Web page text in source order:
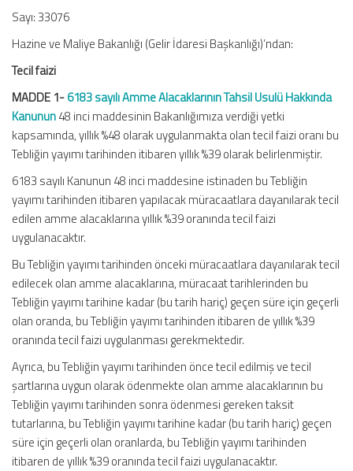
Sayı: 33076
Hazine ve Maliye Bakanlığı (Gelir İdaresi Başkanlığı)’ndan:
Tecil faizi
MADDE 1-6183 sayılı Amme Alacaklarının Tahsil Usulü Hakkında
Kanunun48 inci maddesinin Bakanlığımıza verdiği yetki
kapsamında, yıllık %48 olarak uygulanmakta olan tecil faizi oranı bu
Tebliğin yayımı tarihinden itibaren yıllık %39 olarak belirlenmiştir.
6183 sayılı Kanunun 48 inci maddesine istinaden bu Tebliğin
yayımı tarihinden itibaren yapılacak müracaatlara dayanılarak tecil
edilen amme alacaklarına yıllık %39 oranında tecil faizi
uygulanacaktır.
Bu Tebliğin yayımı tarihinden önceki müracaatlara dayanılarak tecil
edilecek olan amme alacaklarına, müracaat tarihlerinden bu
Tebliğin yayımı tarihine kadar (bu tarih hariç) geçen süre için geçerli
olan oranda, bu Tebliğin yayımı tarihinden itibaren de yıllık %39
oranında tecil faizi uygulanması gerekmektedir.
Ayrıca, bu Tebliğin yayımı tarihinden önce tecil edilmiş ve tecil
şartlarına uygun olarak ödenmekte olan amme alacaklarının bu
Tebliğin yayımı tarihinden sonra ödenmesi gereken taksit
tutarlarına, bu Tebliğin yayımı tarihine kadar (bu tarih hariç) geçen
süre için geçerli olan oranlarda, bu Tebliğin yayımı tarihinden
itibaren de yıllık %39 oranında tecil faizi uygulanacaktır.